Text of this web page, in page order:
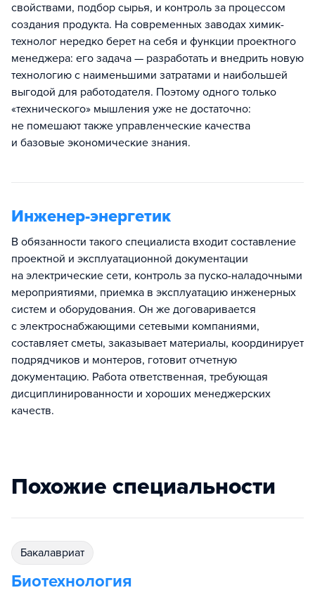
свойствами, подбор сырья, и контроль за процессом
создания продукта. На современных заводах химик-
технолог нередко берет на себя и функции проектного
менеджера: его задача — разработать и внедрить новую
технологию с наименьшими затратами и наибольшей
выгодой для работодателя. Поэтому одного только
«технического» мышления уже не достаточно:
не помешают также управленческие качества
и базовые экономические знания.
Инженер-энергетик
В обязанности такого специалиста входит составление
проектной и эксплуатационной документации
на электрические сети, контроль за пуско-наладочными
мероприятиями, приемка в эксплуатацию инженерных
систем и оборудования. Он же договаривается
с электроснабжающими сетевыми компаниями,
составляет сметы, заказывает материалы, координирует
подрядчиков и монтеров, готовит отчетную
документацию. Работа ответственная, требующая
дисциплинированности и хороших менеджерских
качеств.
Похожие специальности
бакалавриат
Биотехнология